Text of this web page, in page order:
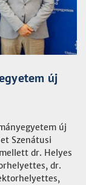
új
új
Szenátusi
dr. Helyes
dr.